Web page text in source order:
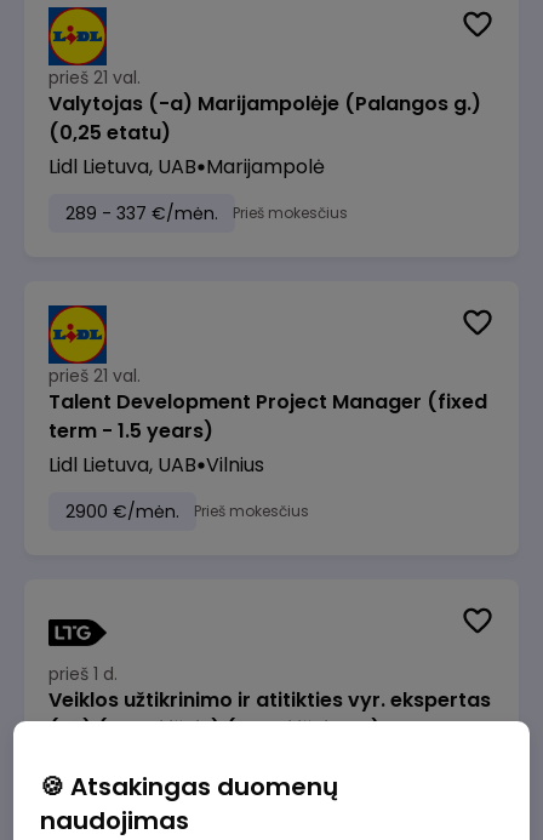
prieš 21 val.
Valytojas (-a) Marijampolėje (Palangos g.)
(0,25 etatu)
Lidl Lietuva, UAB Marijampolė
289 - 337 €/mėn. Prieš mokesčius
prieš 21 val.
Talent Development Project Manager (fixed
term - 1.5 years)
Lidl Lietuva, UAB Vilnius
2900 €/mėn. Prieš mokesčius
prieš 1 d.
Veiklos užtikrinimo ir atitikties vyr. ekspertas
(-ė) (Radviliškis) (Radviliškis, LT)
2610 - 3910 €/mėn.
🍪 Atsakingas duomenų
naudojimas